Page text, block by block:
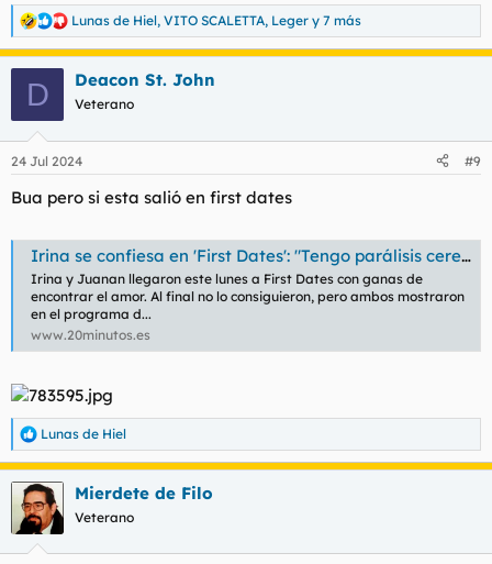
R
e
a
e
:
Lunas de Hiel, VITO SCALETTA, Leger y 7 más
D Deacon St. John
Veterano
24 Jul 2024 #9
Bua pero si esta salió en first dates
Irina se confiesa en 'First Dates': "Tengo parálisis cerebral y comprendo que haya gente que me mire y me rechace"
Irina y Juanan llegaron este lunes a First Dates con ganas de
encontrar el amor. Al final no lo consiguieron, pero ambos mostraron
en el programa d...
www.20minutos.es
R
e
a
c
c
i
Lunas de Hiel
Mierdete de Filo
Veterano